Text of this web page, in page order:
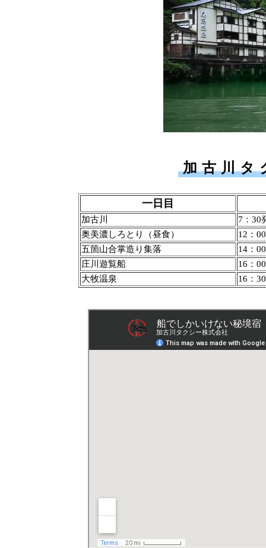
加古川タ
一日目
加古川
7：30
奥美濃しろとり（昼食）
12：
五箇山合掌造り集落
14：
庄川遊覧船
16：00
大牧温泉
16：30